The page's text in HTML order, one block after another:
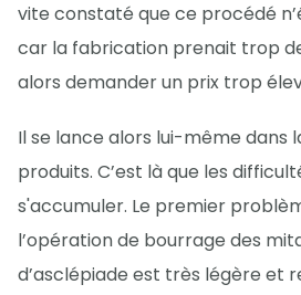
vite constaté que ce procédé
car la fabrication prenait trop
alors demander un prix trop
Il se lance alors lui-même dans
produits. C’est là que les
s'accumuler. Le premier
l’opération de bourrage des
d’asclépiade est très légère et